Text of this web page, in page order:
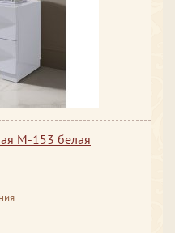
М-153 белая